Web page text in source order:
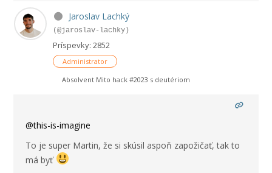
Jaroslav Lachký
(@jaroslav-lachky)
Príspevky: 2852
Administrator
Absolvent Mito hack #2023 s deutériom
@this-is-imagine
To je super Martin, že si skúsil aspoň zapožičať, tak to
má byť